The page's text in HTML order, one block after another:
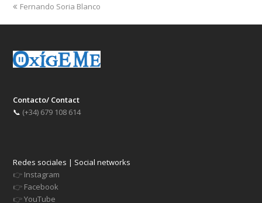
previous
Fernando Soria Blanco
Contacto/ Contact
📞 (+34) 679 108 614
Redes sociales | Social networks
👉 Instagram
👉 Facebook
👉YouTube